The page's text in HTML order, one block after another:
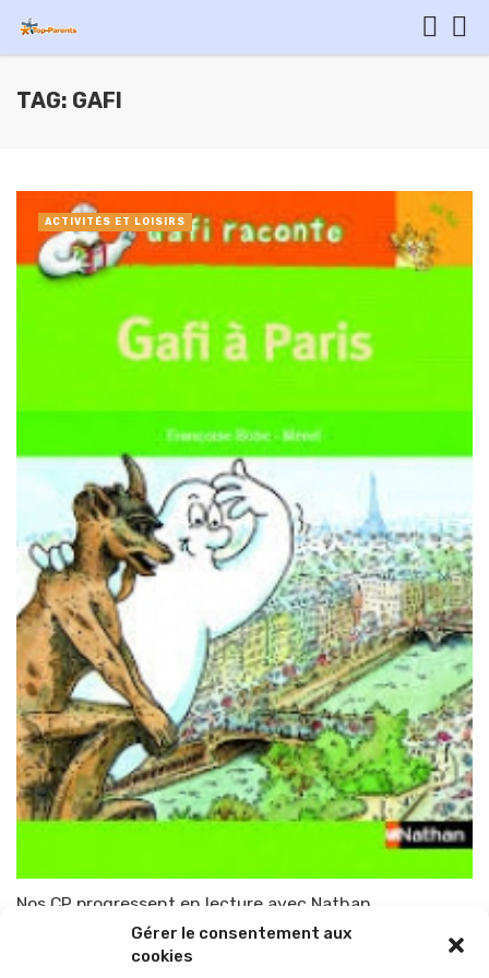
Gérer le consentement aux
cookies
TAG: GAFI
Nos CP progressent en lecture avec Nathan
TOP-PARENTS 19 janvier 2014
ACTIVITÉS ET LOISIRS